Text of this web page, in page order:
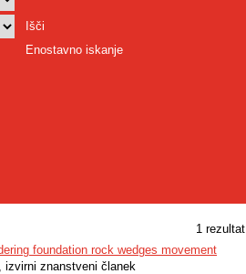
Išči
Enostavno iskanje
1 rezultat
foundation rock wedges movement
izvirni znanstveni članek